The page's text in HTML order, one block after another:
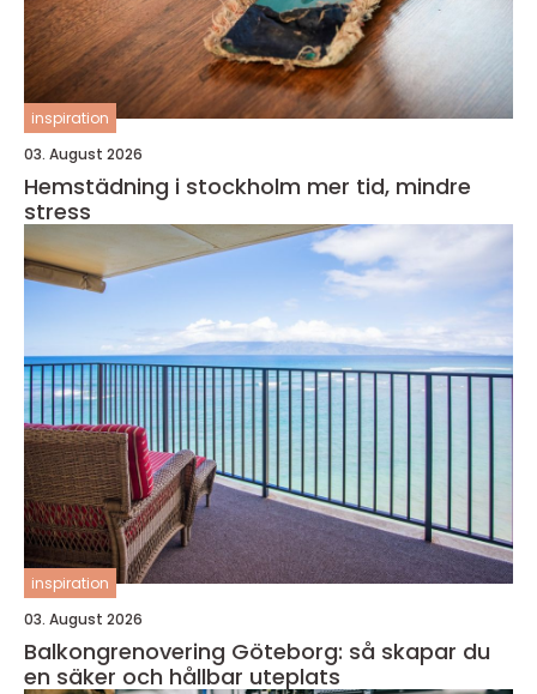
inspiration
03. August 2026
Hemstädning i stockholm mer tid, mindre
stress
inspiration
03. August 2026
Balkongrenovering Göteborg: så skapar du
en säker och hållbar uteplats